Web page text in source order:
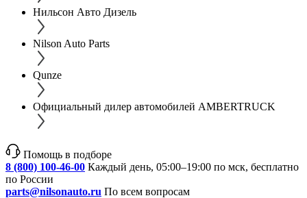
Нильсон Авто Дизель
Nilson Auto Parts
Qunze
Официальный дилер автомобилей AMBERTRUCK
Помощь в подборе
8 (800) 100-46-00 Каждый день, 05:00–19:00 по мск, бесплатно
по России
parts@nilsonauto.ru По всем вопросам